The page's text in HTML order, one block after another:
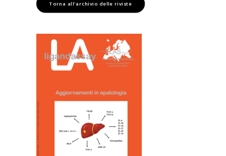
Torna all'archivio delle riviste